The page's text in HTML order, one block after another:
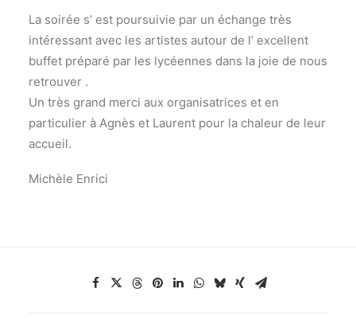
La soirée s’ est poursuivie par un échange très
intéressant avec les artistes autour de l’ excellent
buffet préparé par les lycéennes dans la joie de nous
retrouver .
Un très grand merci aux organisatrices et en
particulier à Agnès et Laurent pour la chaleur de leur
accueil.
Michèle Enrici